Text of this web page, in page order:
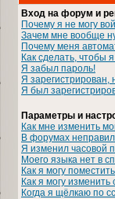
Вход на форум и
Почему я не могу
Зачем мне вообще
Почему меня
Как сделать, чтобы
Я забыл пароль!
Я зарегистрирован,
Я был
Параметры и
Как мне изменить
В форумах
Я изменил часовой
Моего языка нет в
Как я могу
Как я могу изменить
Когда я щёлкаю по